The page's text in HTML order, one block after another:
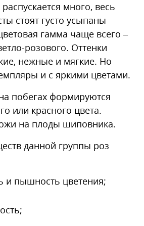
много, весь
стоят густо усыпаны
гамма чаще всего –
розового. Оттенки
нежные и мягкие. Но
и с яркими цветами.
побегах формируются
или красного цвета.
на плоды шиповника.
данной группы роз
и пышность цветения;